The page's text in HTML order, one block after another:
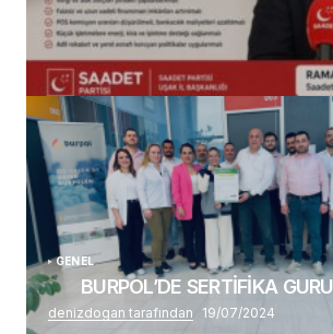
(başlıksız)
Alaattin Karahan tarafından 14/07/2026
GENEL
BURPOL’DE SERTİFİKA
denizdogan tarafından 19/07/2024